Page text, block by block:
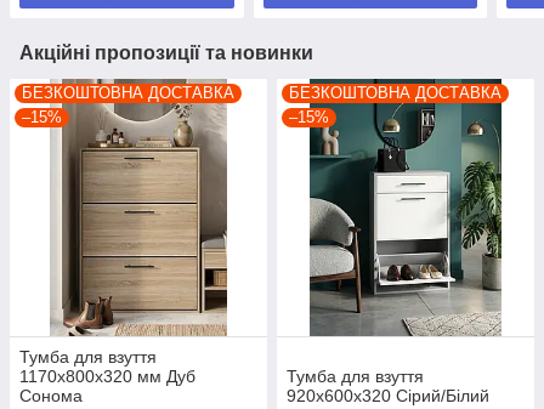
Акційні пропозиції та новинки
БЕЗКОШТОВНА ДОСТАВКА
–15%
Тумба для взуття
1170х800х320 мм Дуб
Сонома
БЕЗКОШТОВНА ДОСТАВКА
–15%
Тумба для взуття
920х600х320 Сірий/Білий